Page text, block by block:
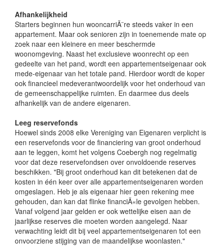
Afhankelijkheid
Starters beginnen hun wooncarriÃ¨re steeds vaker in een
appartement. Maar ook senioren zijn in toenemende mate op
zoek naar een kleinere en meer beschermde
woonomgeving. Naast het exclusieve woonrecht op een
gedeelte van het pand, wordt een appartementseigenaar ook
mede-eigenaar van het totale pand. Hierdoor wordt de koper
ook financieel medeverantwoordelijk voor het onderhoud van
de gemeenschappelijke ruimten. En daarmee dus deels
afhankelijk van de andere eigenaren.
Leeg reservefonds
Hoewel sinds 2008 elke Vereniging van Eigenaren verplicht is
een reservefonds voor de financiering van groot onderhoud
aan te leggen, komt het volgens Coebergh nog regelmatig
voor dat deze reservefondsen over onvoldoende reserves
beschikken. "Bij groot onderhoud kan dit betekenen dat de
kosten in één keer over alle appartementseigenaren worden
omgeslagen. Heb je als eigenaar hier geen rekening mee
gehouden, dan kan dat flinke financiÃ«le gevolgen hebben.
Vanaf volgend jaar gelden er ook wettelijke eisen aan de
jaarlijkse reserves die moeten worden aangelegd. Naar
verwachting leidt dit bij veel appartementseigenaren tot een
onvoorziene stijging van de maandelijkse woonlasten."